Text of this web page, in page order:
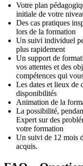
Votre plan
initiale de votre
Des cas pratiques
lors de la formation
Un suivi individuel
plus rapidement
Un support de
vos attentes et des
compétences qui
Les dates et lieux de
disponibilités
Animation de la
La possibilité,
Expert sur des
votre formation
Un suivi de 12 mois
acquis.